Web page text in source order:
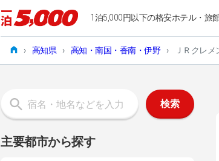
1泊5,000円以下の格安ホテル・旅
› 高知県 › 高知・南国・香南・伊野 › ＪＲクレ
検索
主要都市から探す